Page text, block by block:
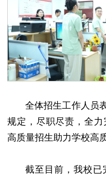
全体招生工作人员
规定，尽职尽责，全
高质量招生助力学校高
截至目前，我校已